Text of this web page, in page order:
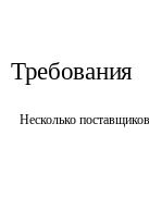
Требования
Несколько поставщиков